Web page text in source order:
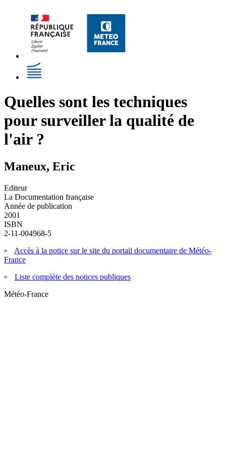
Quelles sont les techniques
pour surveiller la qualité de
l'air ?
Maneux, Eric
Editeur
La Documentation française
Année de publication
2001
ISBN
2-11-004968-5
Accès à la notice sur le site du portail documentaire de Météo-
France
Liste complète des notices publiques
Météo-France